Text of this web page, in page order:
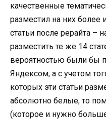
качественные
разместил на них более
статьи после рерайта –
разместить те же 14
вероятностью были бы
Яндексом, а с учетом
которых эти статьи
абсолютно белые, то
(которое и нужно